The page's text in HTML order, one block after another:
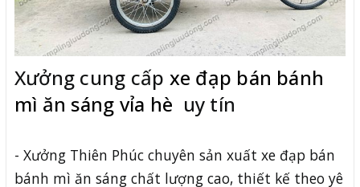
Xưởng cung cấp xe đạp bán bánh
mì ăn sáng vỉa hè uy tín
- Xưởng Thiên Phúc chuyên sản xuất xe đạp bán
bánh mì ăn sáng chất lượng cao, thiết kế theo yê